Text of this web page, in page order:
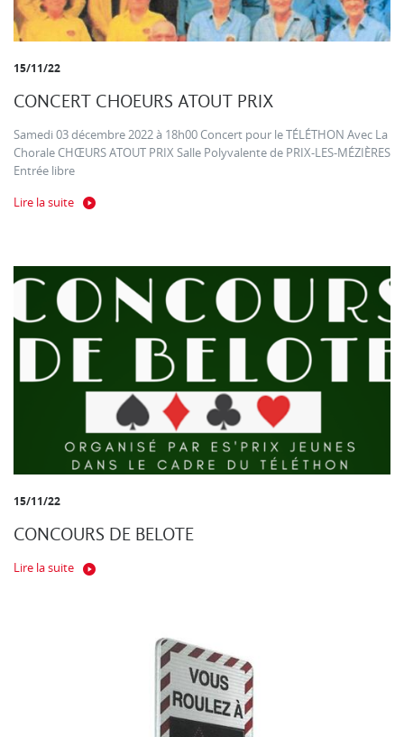
15/11/22
CONCERT CHOEURS ATOUT PRIX
Samedi 03 décembre 2022 à 18h00 Concert pour le TÉLÉTHON Avec La
Chorale CHŒURS ATOUT PRIX Salle Polyvalente de PRIX-LES-MÉZIÈRES
Entrée libre
Lire la suite
15/11/22
CONCOURS DE BELOTE
Lire la suite